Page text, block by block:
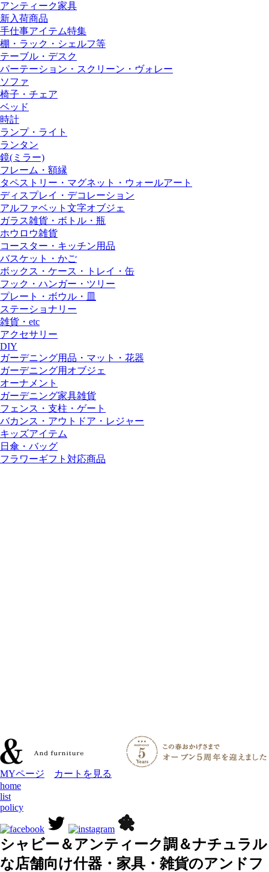
アンティーク家具
新入荷商品
手仕事アイテム特集
棚・ラック・シェルフ等
テーブル・デスク
パーテーション・スクリーン・ヴォレー
ソファ
椅子・チェア
ベッド
時計
ランプ・ライト
ランタン
鏡(ミラー)
フレーム・額縁
タペストリー・マグネット・ウォールアート
ディスプレイ・デコレーション
アルファベット文字オブジェ
ガラス雑貨・ボトル・瓶
ホウロウ雑貨
コースター・キッチン用品
バスケット・かご
ボックス・ケース・トレイ・缶
フック・ハンガー・ツリー
プレート・ボウル・皿
ステーショナリー
雑貨・etc
アクセサリー
DIY
ガーデニング用品・マット・花器
ガーデニング用オブジェ
オーナメント
ガーデニング家具雑貨
フェンス・支柱・ゲート
バカンス・アウトドア・レジャー
キッズアイテム
日傘・バッグ
フラワーギフト対応商品
MYページ
カートを見る
home
list
policy
シャビー＆アンティーク調＆ナチュラル
な店舗向け什器・家具・雑貨のアンドフ